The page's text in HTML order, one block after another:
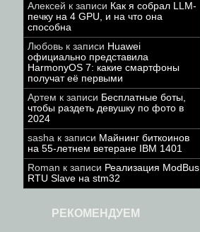
Алексей к записи Как я собрал LLM-
печку на 4 GPU, и на что она
способна
Любовь к записи Huawei
официально представила
HarmonyOS 7: какие смартфоны
получат её первыми
Артем к записи Бесплатные боты,
чтобы раздеть девушку по фото в
2024
sasha к записи Майнинг биткоинов
на 55-летнем ветеране IBM 1401
Roman к записи Реализация ModBus
RTU Slave на stm32
РЕКОМЕНДУЕМ